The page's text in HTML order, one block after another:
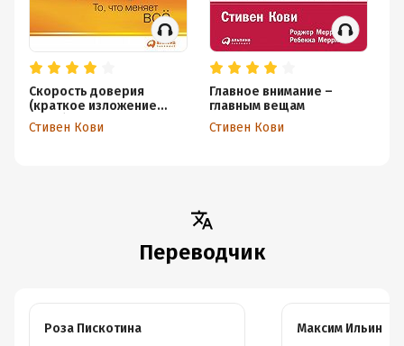
Скорость доверия
(краткое изложение
книги)
Стивен Кови
Главное внимание –
главным вещам
Стивен Кови
Переводчик
Роза Пискотина
Максим Ильин